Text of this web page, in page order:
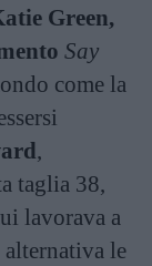
Green,
Say
come la
,
taglia 38,
lavorava a
le